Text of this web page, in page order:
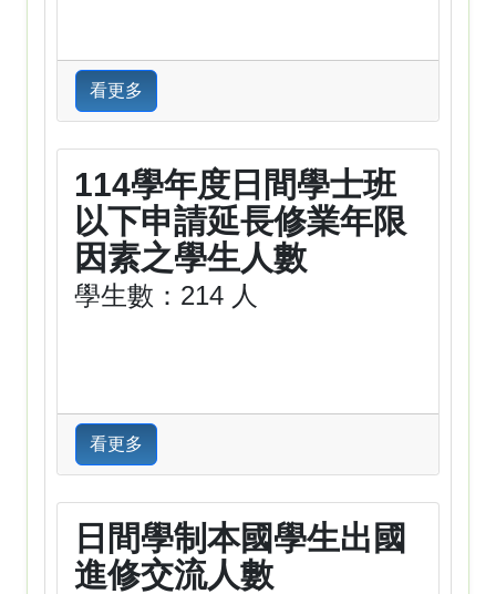
看更多
114學年度日間學士班
以下申請延長修業年限
因素之學生人數
學生數：214 人
看更多
日間學制本國學生出國
進修交流人數